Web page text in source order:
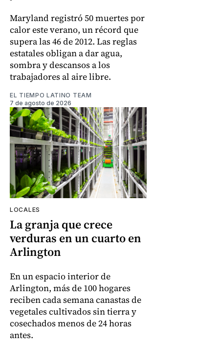
Maryland registró 50 muertes por
calor este verano, un récord que
supera las 46 de 2012. Las reglas
estatales obligan a dar agua,
sombra y descansos a los
trabajadores al aire libre.
EL TIEMPO LATINO TEAM
7 de agosto de 2026
LOCALES
La granja que crece
verduras en un cuarto en
Arlington
En un espacio interior de
Arlington, más de 100 hogares
reciben cada semana canastas de
vegetales cultivados sin tierra y
cosechados menos de 24 horas
antes.